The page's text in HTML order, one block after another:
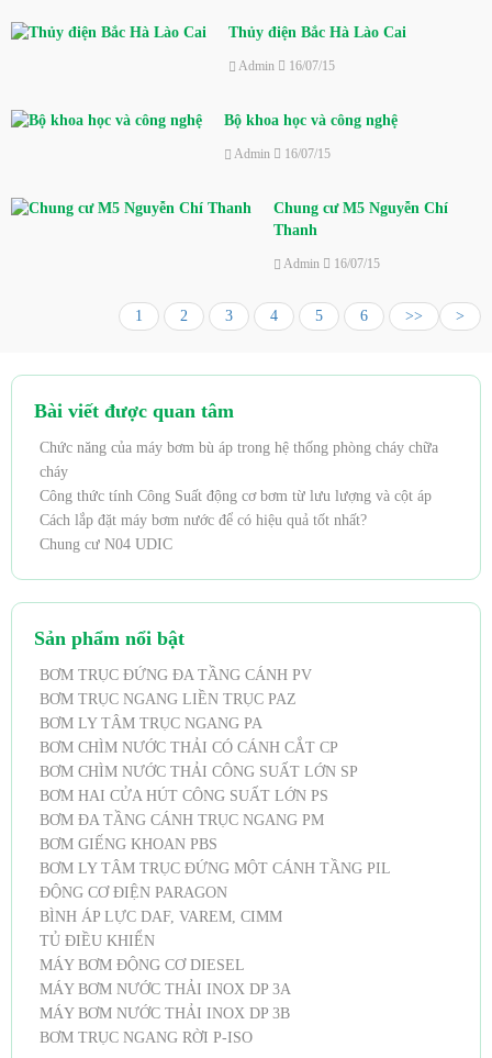
Thủy điện Bắc Hà Lào Cai
Admin 16/07/15
Bộ khoa học và công nghệ
Admin 16/07/15
Chung cư M5 Nguyễn Chí
Thanh
Admin 16/07/15
1 2 3 4 5 6 >
>>
Bài viết được quan tâm
Chức năng của máy bơm bù áp trong hệ thống phòng cháy chữa
cháy
Công thức tính Công Suất động cơ bơm từ lưu lượng và cột áp
Cách lắp đặt máy bơm nước để có hiệu quả tốt nhất?
Chung cư N04 UDIC
Sản phẩm nổi bật
BƠM TRỤC ĐỨNG ĐA TẦNG CÁNH PV
BƠM TRỤC NGANG LIỀN TRỤC PAZ
BƠM LY TÂM TRỤC NGANG PA
BƠM CHÌM NƯỚC THẢI CÓ CÁNH CẮT CP
BƠM CHÌM NƯỚC THẢI CÔNG SUẤT LỚN SP
BƠM HAI CỬA HÚT CÔNG SUẤT LỚN PS
BƠM ĐA TẦNG CÁNH TRỤC NGANG PM
BƠM GIẾNG KHOAN PBS
BƠM LY TÂM TRỤC ĐỨNG MỘT CÁNH TẦNG PIL
ĐỘNG CƠ ĐIỆN PARAGON
BÌNH ÁP LỰC DAF, VAREM, CIMM
TỦ ĐIỀU KHIỂN
MÁY BƠM ĐỘNG CƠ DIESEL
MÁY BƠM NƯỚC THẢI INOX DP 3A
MÁY BƠM NƯỚC THẢI INOX DP 3B
BƠM TRỤC NGANG RỜI P-ISO